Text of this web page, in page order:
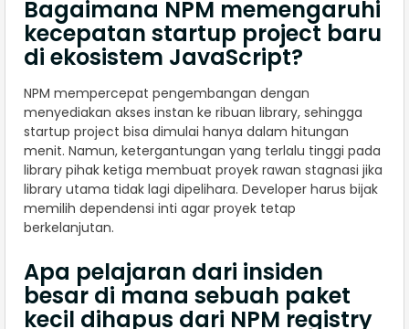
Bagaimana NPM memengaruhi
kecepatan startup project baru
di ekosistem JavaScript?
NPM mempercepat pengembangan dengan
menyediakan akses instan ke ribuan library, sehingga
startup project bisa dimulai hanya dalam hitungan
menit. Namun, ketergantungan yang terlalu tinggi pada
library pihak ketiga membuat proyek rawan stagnasi jika
library utama tidak lagi dipelihara. Developer harus bijak
memilih dependensi inti agar proyek tetap
berkelanjutan.
Apa pelajaran dari insiden
besar di mana sebuah paket
kecil dihapus dari NPM registry